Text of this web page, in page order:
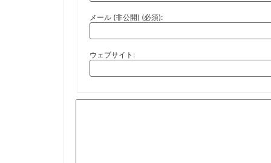
メール (非公開) (必須):
ウェブサイト: